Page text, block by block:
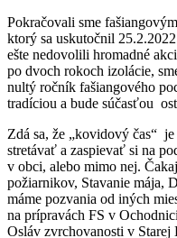
Pokračovali sme
ktorý sa uskutočnil
ešte nedovolili hromadné
po dvoch rokoch izolácie,
nultý ročník fašiangového
tradíciou a bude súčasťou
Zdá sa, že „kovidový čas“
stretávať a zaspievať si na
v obci, alebo mimo nej.
požiarnikov, Stavanie mája,
máme pozvania od iných
na prípravách FS v
Osláv zvrchovanosti v